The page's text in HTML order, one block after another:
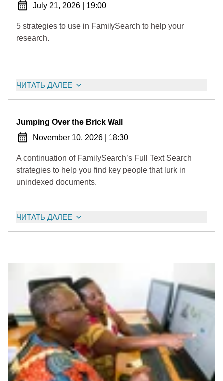
July 21, 2026
19:00
5 strategies to use in FamilySearch to help your
research.
ЧИТАТЬ ДАЛЕЕ
Jumping Over the Brick Wall
November 10, 2026
18:30
A continuation of FamilySearch’s Full Text Search
strategies to help you find key people that lurk in
unindexed documents.
ЧИТАТЬ ДАЛЕЕ